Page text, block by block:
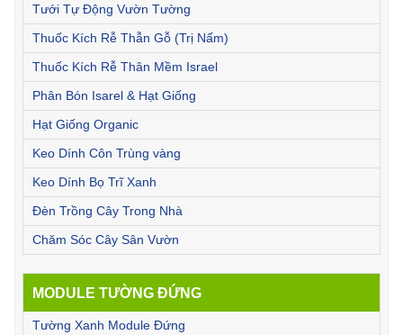
Tưới Tự Động Vườn Tường
Thuốc Kích Rễ Thẫn Gỗ (Trị Nấm)
Thuốc Kích Rễ Thân Mềm Israel
Phân Bón Isarel & Hạt Giống
Hạt Giống Organic
Keo Dính Côn Trùng vàng
Keo Dính Bọ Trĩ Xanh
Đèn Trồng Cây Trong Nhà
Chăm Sóc Cây Sân Vườn
MODULE TƯỜNG ĐỨNG
Tường Xanh Module Đứng